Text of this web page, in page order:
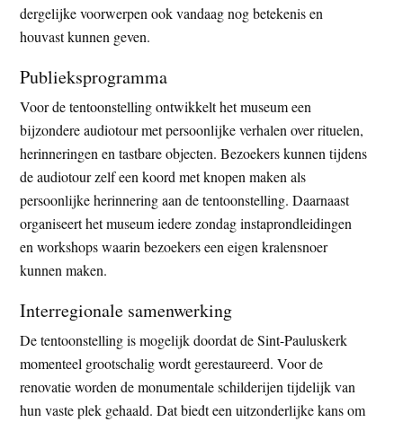
dergelijke voorwerpen ook vandaag nog betekenis en
houvast kunnen geven.
Publieksprogramma
Voor de tentoonstelling ontwikkelt het museum een
bijzondere audiotour met persoonlijke verhalen over rituelen,
herinneringen en tastbare objecten. Bezoekers kunnen tijdens
de audiotour zelf een koord met knopen maken als
persoonlijke herinnering aan de tentoonstelling. Daarnaast
organiseert het museum iedere zondag instaprondleidingen
en workshops waarin bezoekers een eigen kralensnoer
kunnen maken.
Interregionale samenwerking
De tentoonstelling is mogelijk doordat de Sint-Pauluskerk
momenteel grootschalig wordt gerestaureerd. Voor de
renovatie worden de monumentale schilderijen tijdelijk van
hun vaste plek gehaald. Dat biedt een uitzonderlijke kans om